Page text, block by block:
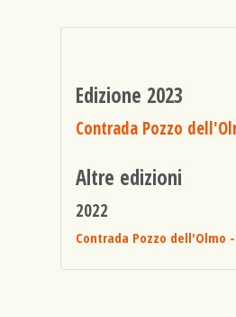
Edizione 2023
Contrada Pozzo
Altre edizioni
2022
Contrada Pozzo dell'Olmo